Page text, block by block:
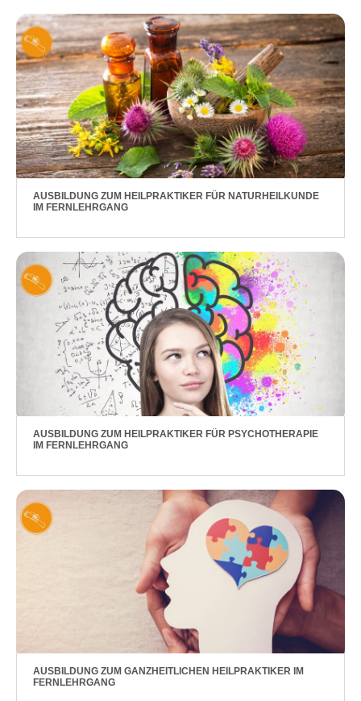
AUSBILDUNG ZUM HEILPRAKTIKER FÜR NATURHEILKUNDE
IM FERNLEHRGANG
AUSBILDUNG ZUM HEILPRAKTIKER FÜR PSYCHOTHERAPIE
IM FERNLEHRGANG
AUSBILDUNG ZUM GANZHEITLICHEN HEILPRAKTIKER IM
FERNLEHRGANG